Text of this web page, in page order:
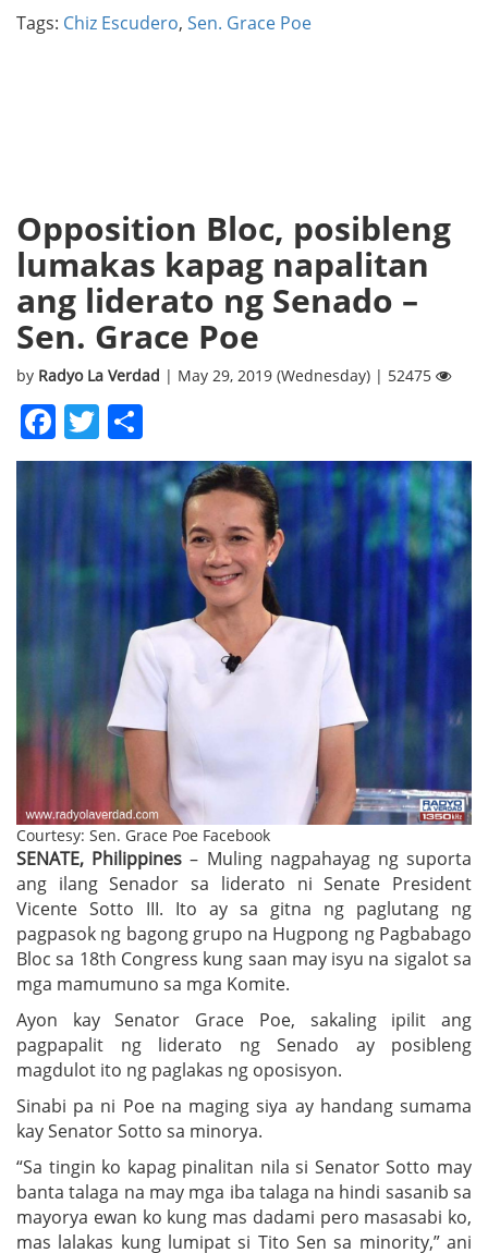
Tags: Chiz Escudero, Sen. Grace Poe
Opposition Bloc, posibleng
lumakas kapag napalitan
ang liderato ng Senado –
Sen. Grace Poe
by Radyo La Verdad | May 29, 2019 (Wednesday) | 52475
Facebook
Twitter
Courtesy: Sen. Grace Poe Facebook
SENATE, Philippines – Muling nagpahayag ng suporta
ang ilang Senador sa liderato ni Senate President
Vicente Sotto III. Ito ay sa gitna ng paglutang ng
pagpasok ng bagong grupo na Hugpong ng Pagbabago
Bloc sa 18th Congress kung saan may isyu na sigalot sa
mga mamumuno sa mga Komite.
Ayon kay Senator Grace Poe, sakaling ipilit ang
pagpapalit ng liderato ng Senado ay posibleng
magdulot ito ng paglakas ng oposisyon.
Sinabi pa ni Poe na maging siya ay handang sumama
kay Senator Sotto sa minorya.
“Sa tingin ko kapag pinalitan nila si Senator Sotto may
banta talaga na may mga iba talaga na hindi sasanib sa
mayorya ewan ko kung mas dadami pero masasabi ko,
mas lalakas kung lumipat si Tito Sen sa minority,” ani